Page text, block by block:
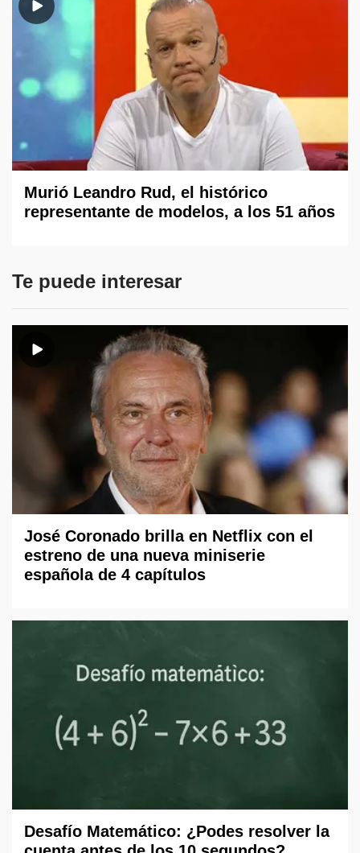
Murió Leandro Rud, el histórico
representante de modelos, a los 51 años
Te puede interesar
José Coronado brilla en Netflix con el
estreno de una nueva miniserie
española de 4 capítulos
Desafío Matemático: ¿Podes resolver la